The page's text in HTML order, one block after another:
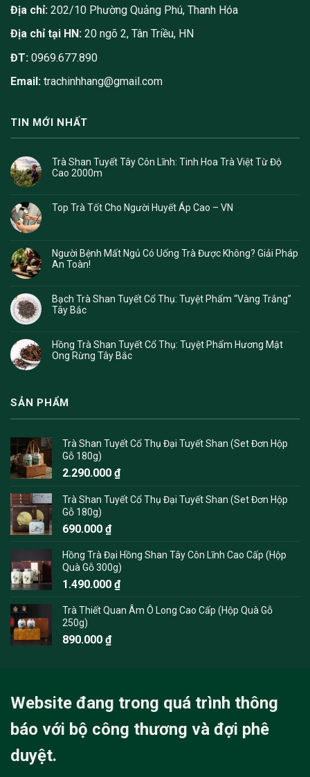
Địa chỉ: 202/10 Phường Quảng Phú, Thanh Hóa
Địa chỉ tại HN: 20 ngõ 2, Tân Triều, HN
ĐT: 0969.677.890
Email: trachinhhang@gmail.com
TIN MỚI NHẤT
Trà Shan Tuyết Tây Côn Lĩnh: Tinh Hoa Trà Việt Từ Độ
Cao 2000m
Top Trà Tốt Cho Người Huyết Áp Cao – VN
Người Bệnh Mất Ngủ Có Uống Trà Được Không? Giải Pháp
An Toàn!
Bạch Trà Shan Tuyết Cổ Thụ: Tuyệt Phẩm “Vàng Trắng”
Tây Bắc
Hồng Trà Shan Tuyết Cổ Thụ: Tuyệt Phẩm Hương Mật
Ong Rừng Tây Bắc
SẢN PHẨM
Trà Shan Tuyết Cổ Thụ Đại Tuyết Shan (Set Đơn Hộp
Gỗ 180g)
2.290.000 ₫
Trà Shan Tuyết Cổ Thụ Đại Tuyết Shan (Set Đơn Hộp
Gỗ 180g)
690.000 ₫
Hồng Trà Đại Hồng Shan Tây Côn Lĩnh Cao Cấp (Hộp
Quà Gỗ 300g)
1.490.000 ₫
Trà Thiết Quan Âm Ô Long Cao Cấp (Hộp Quà Gỗ
250g)
890.000 ₫
Website đang trong quá trình thông
báo với bộ công thương và đợi phê
duyệt.